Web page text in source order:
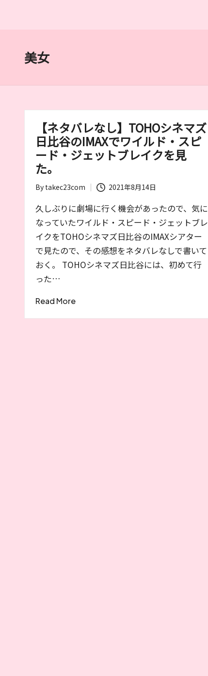
お
す
美女
【ネタバレなし】TOHOシネマズ
日比谷のIMAXでワイルド・スピ
ード・ジェットブレイクを見
た。
Posted
by
By takec23com 2021年8月14日
久しぶりに劇場に行く機会があったので、気に
なっていたワイルド・スピード・ジェットブレ
イクをTOHOシネマズ日比谷のIMAXシアター
で見たので、その感想をネタバレなしで書いて
おく。 TOHOシネマズ日比谷には、初めて行
った…
Read More